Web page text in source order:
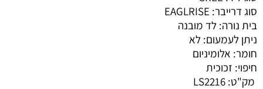
סוג דרייבר: EAGLRISE
בית נורה: לד מובנה
ניתן לעמעום: לא
חומר: אלומיניום
חיפוי: זכוכית
מק"ט: LS2216